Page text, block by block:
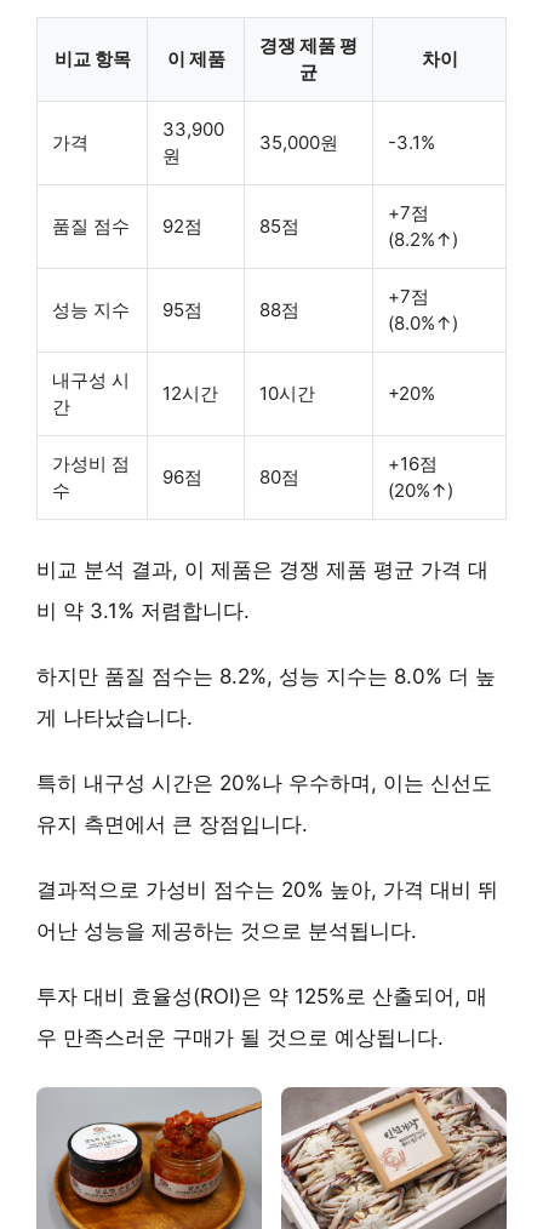
비교 항목 이 제품
경쟁 제품 평
균
차이
가격
33,900
원
35,000원 -3.1%
품질 점수 92점 85점
+7점
(8.2%↑)
성능 지수 95점 88점
+7점
(8.0%↑)
내구성 시
간
12시간 10시간 +20%
가성비 점
수
96점 80점
+16점
(20%↑)
비교 분석 결과, 이 제품은 경쟁 제품 평균 가격 대
비 약 3.1% 저렴합니다.
하지만 품질 점수는 8.2%, 성능 지수는 8.0% 더 높
게 나타났습니다.
특히 내구성 시간은 20%나 우수하며, 이는 신선도
유지 측면에서 큰 장점입니다.
결과적으로 가성비 점수는 20% 높아, 가격 대비 뛰
어난 성능을 제공하는 것으로 분석됩니다.
투자 대비 효율성(ROI)은 약 125%로 산출되어, 매
우 만족스러운 구매가 될 것으로 예상됩니다.